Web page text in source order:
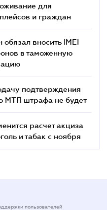
для
и граждан
вносить IMEI
в таможенную
подтверждения
МТП штрафа не будет
расчет акциза
и табак с ноября
пользователей